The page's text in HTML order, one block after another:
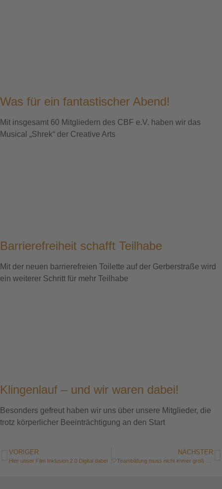
Was für ein fantastischer Abend!
Mit insgesamt 60 Mitgliedern des CBF e.V. haben wir das
Musical „Shrek“ der Creative Arts
Barrierefreiheit schafft Teilhabe
Mit der neuen barrierefreien Toilette auf der Gerberstraße wird
ein weiterer Schritt für mehr Teilhabe
Klingenlauf – und wir waren dabei!
Besonders gefreut haben wir uns über unsere Mitglieder, die
trotz körperlicher Beeinträchtigung an den Start
VORIGER
Hier unser Film Inklusion 2.0 Digital dabei
NÄCHSTER